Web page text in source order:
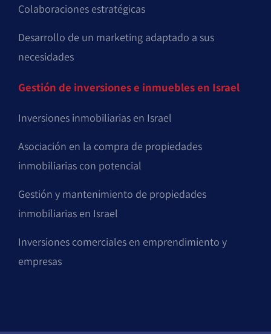
Colaboraciones estratégicas
Desarrollo de un marketing adaptado a sus
necesidades
Gestión de inversiones e inmuebles en Israel
Inversiones inmobiliarias en Israel
Asociación en la compra de propiedades
inmobiliarias con potencial
Gestión y mantenimiento de propiedades
inmobiliarias en Israel
Inversiones comerciales en emprendimiento y
empresas